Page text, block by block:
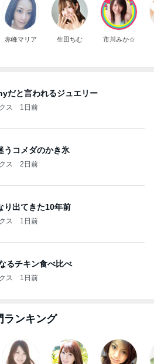
赤峰マリア 生田ちむ 市川みか☆
だと言われるジュエリー
ス 1日前
うコメダのかき氷
ス 2日前
り出てきた10年前
ス 1日前
るチキン食べ比べ
ス 1日前
ランキング